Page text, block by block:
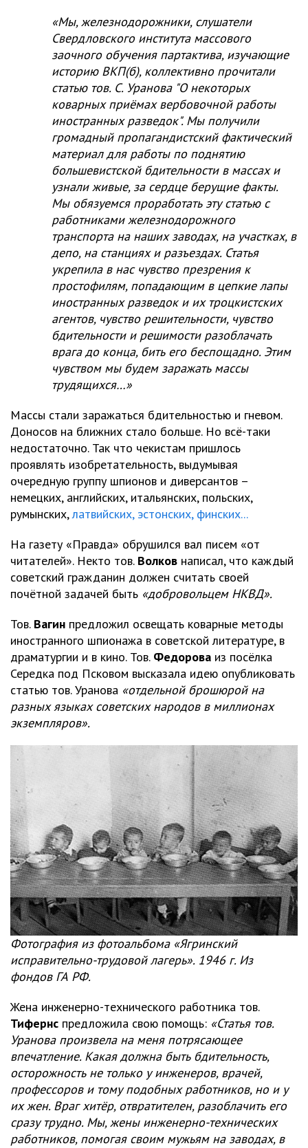
«Мы, железнодорожники, слушатели
Свердловского института массового
заочного обучения партактива, изучающие
историю ВКП(б), коллективно прочитали
статью тов. С. Уранова "О некоторых
коварных приёмах вербовочной работы
иностранных разведок". Мы получили
громадный пропагандистский фактический
материал для работы по поднятию
большевистской бдительности в массах и
узнали живые, за сердце берущие факты.
Мы обязуемся проработать эту статью с
работниками железнодорожного
транспорта на наших заводах, на участках, в
депо, на станциях и разъездах. Статья
укрепила в нас чувство презрения к
простофилям, попадающим в цепкие лапы
иностранных разведок и их троцкистских
агентов, чувство решительности, чувство
бдительности и решимости разоблачать
врага до конца, бить его беспощадно. Этим
чувством мы будем заражать массы
трудящихся…»
Массы стали заражаться бдительностью и гневом.
Доносов на ближних стало больше. Но всё-таки
недостаточно. Так что чекистам пришлось
проявлять изобретательность, выдумывая
очередную группу шпионов и диверсантов –
немецких, английских, итальянских, польских,
румынских,латвийских, эстонских, финских...
На газету «Правда» обрушился вал писем «от
читателей». Некто тов. Волков написал, что каждый
советский гражданин должен считать своей
почётной задачей быть «добровольцем НКВД».
Тов. Вагин предложил освещать коварные методы
иностранного шпионажа в советской литературе, в
драматургии и в кино. Тов. Федорова из посёлка
Середка под Псковом высказала идею опубликовать
статью тов. Уранова «отдельной брошюрой на
разных языках советских народов в миллионах
экземпляров».
Фотография из фотоальбома «Ягринский
исправительно-трудовой лагерь». 1946 г. Из
фондов ГА РФ.
Жена инженерно-технического работника тов.
Тифернс предложила свою помощь: «Статья тов.
Уранова произвела на меня потрясающее
впечатление. Какая должна быть бдительность,
осторожность не только у инженеров, врачей,
профессоров и тому подобных работников, но и у
их жен. Враг хитёр, отвратителен, разоблачить его
сразу трудно. Мы, жены инженерно-технических
работников, помогая своим мужьям на заводах, в